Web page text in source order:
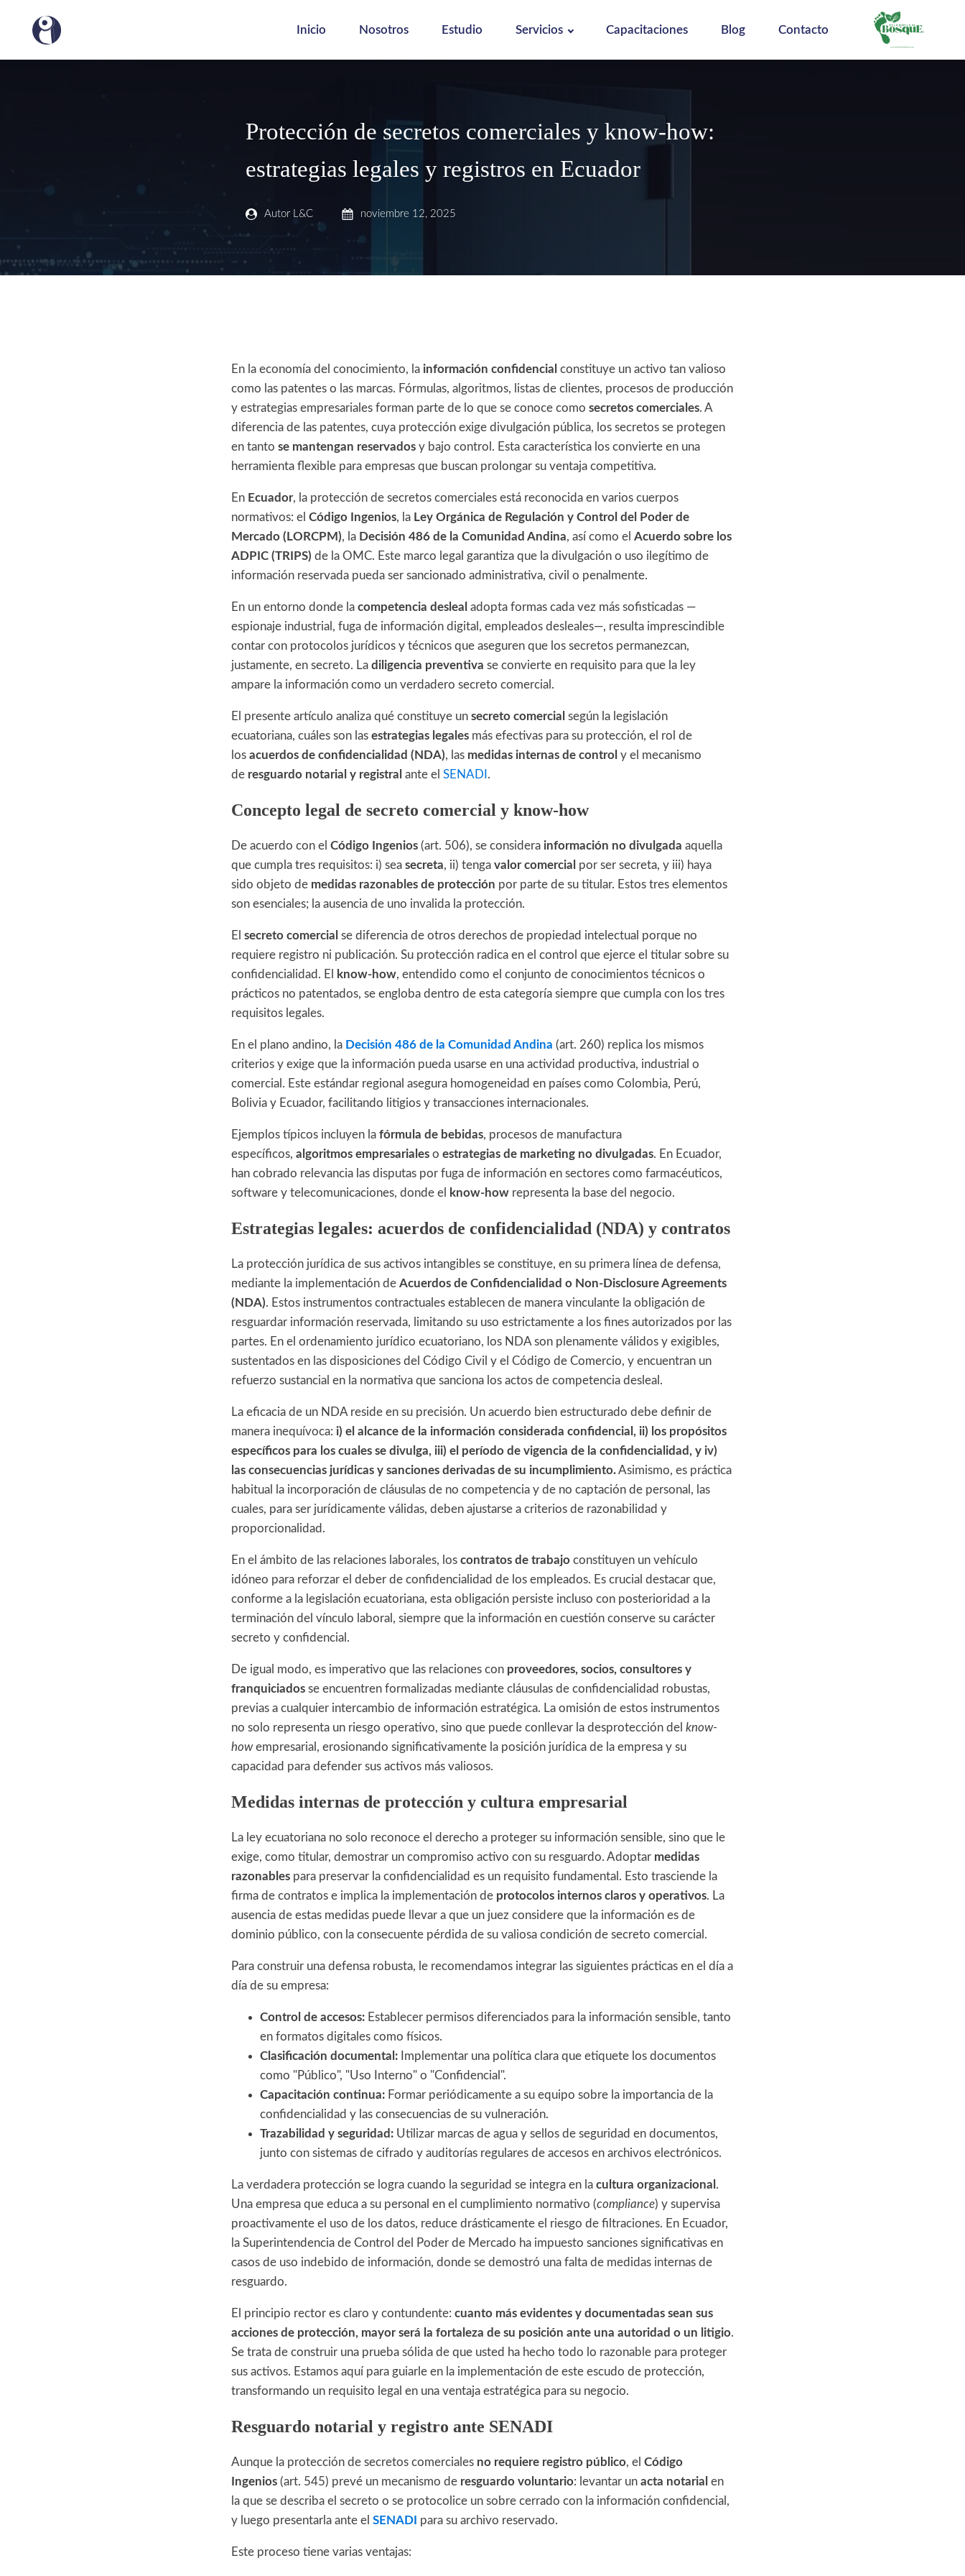
Inicio Nosotros Estudio Servicios Capacitaciones Blog Contacto
Protección de secretos comerciales y know-how:
estrategias legales y registros en Ecuador
Autor L&C noviembre 12, 2025
En la economía del conocimiento, la información confidencial constituye un activo tan valioso
como las patentes o las marcas. Fórmulas, algoritmos, listas de clientes, procesos de producción
y estrategias empresariales forman parte de lo que se conoce como secretos comerciales. A
diferencia de las patentes, cuya protección exige divulgación pública, los secretos se protegen
en tanto se mantengan reservados y bajo control. Esta característica los convierte en una
herramienta flexible para empresas que buscan prolongar su ventaja competitiva.
En Ecuador, la protección de secretos comerciales está reconocida en varios cuerpos
normativos: el Código Ingenios, la Ley Orgánica de Regulación y Control del Poder de
Mercado (LORCPM), la Decisión 486 de la Comunidad Andina, así como el Acuerdo sobre los
ADPIC (TRIPS) de la OMC. Este marco legal garantiza que la divulgación o uso ilegítimo de
información reservada pueda ser sancionado administrativa, civil o penalmente.
En un entorno donde la competencia desleal adopta formas cada vez más sofisticadas —
espionaje industrial, fuga de información digital, empleados desleales—, resulta imprescindible
contar con protocolos jurídicos y técnicos que aseguren que los secretos permanezcan,
justamente, en secreto. La diligencia preventiva se convierte en requisito para que la ley
ampare la información como un verdadero secreto comercial.
El presente artículo analiza qué constituye un secreto comercial según la legislación
ecuatoriana, cuáles son las estrategias legales más efectivas para su protección, el rol de
los acuerdos de confidencialidad (NDA), las medidas internas de control y el mecanismo
de resguardo notarial y registral ante el SENADI .
Concepto legal de secreto comercial y know-how
De acuerdo con el Código Ingenios (art. 506), se considera información no divulgada aquella
que cumpla tres requisitos: i) sea secreta, ii) tenga valor comercial por ser secreta, y iii) haya
sido objeto de medidas razonables de protección por parte de su titular. Estos tres elementos
son esenciales; la ausencia de uno invalida la protección.
El secreto comercial se diferencia de otros derechos de propiedad intelectual porque no
requiere registro ni publicación. Su protección radica en el control que ejerce el titular sobre su
confidencialidad. El
know-how, entendido como el conjunto de conocimientos técnicos o
prácticos no patentados, se engloba dentro de esta categoría siempre que cumpla con los tres
requisitos legales.
En el plano andino, la Decisión 486 de la Comunidad Andina (art. 260) replica los mismos
criterios y exige que la información pueda usarse en una actividad productiva, industrial o
comercial. Este estándar regional asegura homogeneidad en países como Colombia, Perú,
Bolivia y Ecuador, facilitando litigios y transacciones internacionales.
Ejemplos típicos incluyen la fórmula de bebidas, procesos de manufactura
específicos, algoritmos empresariales o estrategias de marketing no divulgadas. En Ecuador,
han cobrado relevancia las disputas por fuga de información en sectores como farmacéuticos,
software y telecomunicaciones, donde el
know-how representa la base del negocio.
Estrategias legales: acuerdos de confidencialidad (NDA) y contratos
La protección jurídica de sus activos intangibles se constituye, en su primera línea de defensa,
mediante la implementación de Acuerdos de Confidencialidad o Non-Disclosure Agreements
(NDA). Estos instrumentos contractuales establecen de manera vinculante la obligación de
resguardar información reservada, limitando su uso estrictamente a los fines autorizados por las
partes. En el ordenamiento jurídico ecuatoriano, los NDA son plenamente válidos y exigibles,
sustentados en las disposiciones del Código Civil y el Código de Comercio, y encuentran un
refuerzo sustancial en la normativa que sanciona los actos de competencia desleal.
La eficacia de un NDA reside en su precisión. Un acuerdo bien estructurado debe definir de
manera inequívoca: i) el alcance de la información considerada confidencial, ii) los propósitos
específicos para los cuales se divulga, iii) el período de vigencia de la confidencialidad, y iv)
las consecuencias jurídicas y sanciones derivadas de su incumplimiento.Asimismo, es práctica
habitual la incorporación de cláusulas de no competencia y de no captación de personal, las
cuales, para ser jurídicamente válidas, deben ajustarse a criterios de razonabilidad y
proporcionalidad.
En el ámbito de las relaciones laborales, los contratos de trabajo constituyen un vehículo
idóneo para reforzar el deber de confidencialidad de los empleados. Es crucial destacar que,
conforme a la legislación ecuatoriana, esta obligación persiste incluso con posterioridad a la
terminación del vínculo laboral, siempre que la información en cuestión conserve su carácter
secreto y confidencial.
De igual modo, es imperativo que las relaciones con proveedores, socios, consultores y
franquiciados se encuentren formalizadas mediante cláusulas de confidencialidad robustas,
previas a cualquier intercambio de información estratégica. La omisión de estos instrumentos
no solo representa un riesgo operativo, sino que puede conllevar la desprotección del know-
howempresarial, erosionando significativamente la posición jurídica de la empresa y su
capacidad para defender sus activos más valiosos.
Medidas internas de protección y cultura empresarial
La ley ecuatoriana no solo reconoce el derecho a proteger su información sensible, sino que le
exige, como titular, demostrar un compromiso activo con su resguardo. Adoptar medidas
razonables para preservar la confidencialidad es un requisito fundamental. Esto trasciende la
firma de contratos e implica la implementación de protocolos internos claros y operativos. La
ausencia de estas medidas puede llevar a que un juez considere que la información es de
dominio público, con la consecuente pérdida de su valiosa condición de secreto comercial.
Para construir una defensa robusta, le recomendamos integrar las siguientes prácticas en el día a
día de su empresa:
Control de accesos: Establecer permisos diferenciados para la información sensible, tanto
en formatos digitales como físicos.
Clasificación documental: Implementar una política clara que etiquete los documentos
como "Público", "Uso Interno" o "Confidencial".
Capacitación continua: Formar periódicamente a su equipo sobre la importancia de la
confidencialidad y las consecuencias de su vulneración.
Trazabilidad y seguridad: Utilizar marcas de agua y sellos de seguridad en documentos,
junto con sistemas de cifrado y auditorías regulares de accesos en archivos electrónicos.
La verdadera protección se logra cuando la seguridad se integra en la cultura organizacional .
Una empresa que educa a su personal en el cumplimiento normativo (compliance) y supervisa
proactivamente el uso de los datos, reduce drásticamente el riesgo de filtraciones. En Ecuador,
la Superintendencia de Control del Poder de Mercado ha impuesto sanciones significativas en
casos de uso indebido de información, donde se demostró una falta de medidas internas de
resguardo.
El principio rector es claro y contundente: cuanto más evidentes y documentadas sean sus
acciones de protección, mayor será la fortaleza de su posición ante una autoridad o un litigio.
Se trata de construir una prueba sólida de que usted ha hecho todo lo razonable para proteger
sus activos. Estamos aquí para guiarle en la implementación de este escudo de protección,
transformando un requisito legal en una ventaja estratégica para su negocio.
Resguardo notarial y registro ante SENADI
Aunque la protección de secretos comerciales no requiere registro público, el Código
Ingenios (art. 545) prevé un mecanismo de resguardo voluntario: levantar un acta notarial en
la que se describa el secreto o se protocolice un sobre cerrado con la información confidencial,
y luego presentarla ante el SENADI para su archivo reservado.
Este proceso tiene varias ventajas: